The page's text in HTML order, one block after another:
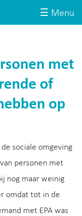
☰ Menu
met
of
op
sociale omgeving
personen met
nog maar weinig
omdat tot in de
met EPA was